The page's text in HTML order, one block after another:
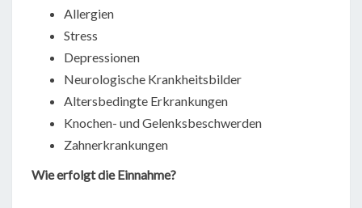
Allergien
Stress
Depressionen
Neurologische Krankheitsbilder
Altersbedingte Erkrankungen
Knochen- und Gelenksbeschwerden
Zahnerkrankungen
Wie erfolgt die Einnahme?